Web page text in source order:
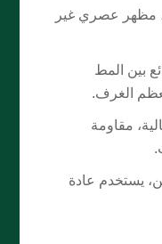
مظهر عصري غير
بين المط
الغرف.
مقاومة
يستخدم عادة